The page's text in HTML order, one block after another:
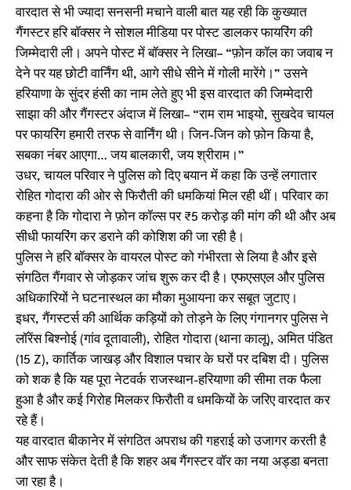
वारदात से भी ज्यादा सनसनी मचाने वाली बात यह रही कि कुख्यात
गैंगस्टर हरि बॉक्सर ने सोशल मीडिया पर पोस्ट डालकर फायरिंग की
जिम्मेदारी ली। अपने पोस्ट में बॉक्सर ने लिखा– “फ़ोन कॉल का जवाब न
देने पर यह छोटी वार्निंग थी, आगे सीधे सीने में गोली मारेंगे।” उसने
हरियाणा के सुंदर हंसी का नाम लेते हुए भी इस वारदात की जिम्मेदारी
साझा की और गैंगस्टर अंदाज में लिखा– “राम राम भाइयो, सुखदेव चायल
पर फायरिंग हमारी तरफ से वार्निंग थी। जिन-जिन को फ़ोन किया है,
सबका नंबर आएगा… जय बालकारी, जय श्रीराम।”
उधर, चायल परिवार ने पुलिस को दिए बयान में कहा कि उन्हें लगातार
रोहित गोदारा की ओर से फिरौती की धमकियां मिल रही थीं। परिवार का
कहना है कि गोदारा ने फ़ोन कॉल्स पर ₹5 करोड़ की मांग की थी और अब
सीधी फायरिंग कर डराने की कोशिश की जा रही है।
पुलिस ने हरि बॉक्सर के वायरल पोस्ट को गंभीरता से लिया है और इसे
संगठित गैंगवार से जोड़कर जांच शुरू कर दी है। एफएसएल और पुलिस
अधिकारियों ने घटनास्थल का मौका मुआयना कर सबूत जुटाए।
इधर, गैंगस्टर्स की आर्थिक कड़ियों को तोड़ने के लिए गंगानगर पुलिस ने
लॉरेंस बिश्नोई (गांव दूतावाली), रोहित गोदारा (थाना कालू), अमित पंडित
(15 Z), कार्तिक जाखड़ और विशाल पचार के घरों पर दबिश दी। पुलिस
को शक है कि यह पूरा नेटवर्क राजस्थान-हरियाणा की सीमा तक फैला
हुआ है और कई गिरोह मिलकर फिरौती व धमकियों के जरिए वारदात कर
रहे हैं।
यह वारदात बीकानेर में संगठित अपराध की गहराई को उजागर करती है
और साफ संकेत देती है कि शहर अब गैंगस्टर वॉर का नया अड्डा बनता
जा रहा है।